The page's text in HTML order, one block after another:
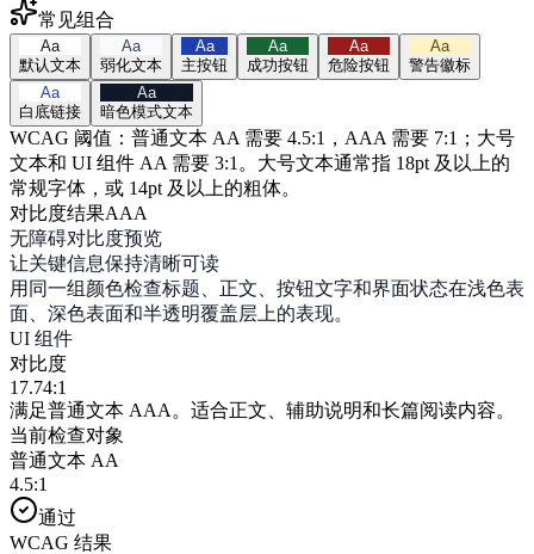
常见组合
Aa
默认文本
Aa
弱化文本
Aa
主按钮
Aa
成功按钮
Aa
危险按钮
Aa
警告徽标
Aa
白底链接
Aa
暗色模式文本
WCAG 阈值：普通文本 AA 需要 4.5:1，AAA 需要 7:1；大号
文本和 UI 组件 AA 需要 3:1。大号文本通常指 18pt 及以上的
常规字体，或 14pt 及以上的粗体。
对比度结果AAA
无障碍对比度预览
让关键信息保持清晰可读
用同一组颜色检查标题、正文、按钮文字和界面状态在浅色表
面、深色表面和半透明覆盖层上的表现。
UI 组件
对比度
17.74:1
满足普通文本 AAA。适合正文、辅助说明和长篇阅读内容。
当前检查对象
普通文本 AA
4.5:1
通过
WCAG 结果